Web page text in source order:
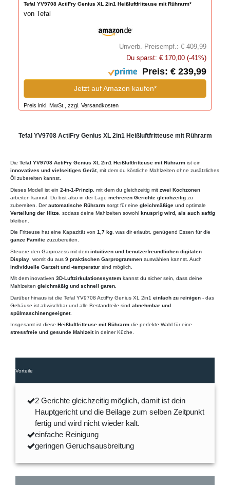
Tefal YV9708 ActiFry Genius XL 2in1 Heißluftfritteuse mit Rührarm*
von Tefal
Unverb. Preisempf.: € 409,99
Du sparst: € 170,00 (-41%)
Preis: € 239,99
Jetzt auf Amazon kaufen*
Preis inkl. MwSt., zzgl. Versandkosten
Tefal YV9708 ActiFry Genius XL 2in1 Heißluftfritteuse mit Rührarm
Die Tefal YV9708 ActiFry Genius XL 2in1 Heißluftfritteuse mit Rührarm ist ein
innovatives und vielseitiges Gerät, mit dem du köstliche Mahlzeiten ohne zusätzliches
Öl zubereiten kannst.
Dieses Modell ist ein 2-in-1-Prinzip , mit dem du gleichzeitig mit zwei Kochzonen
arbeiten kannst. Du bist also in der Lage mehreren Gerichte gleichzeitig zu
zubereiten. Derautomatische Rührarm sorgt für eine gleichmäßige und optimale
Verteilung der Hitze , sodass deine Mahlzeiten sowohl knusprig wird, als auch saftig
bleiben.
Die Fritteuse hat eine Kapazität von 1,7 kg, was dir erlaubt, genügend Essen für die
ganze Familie zuzubereiten.
Steuere den Garprozess mit dem intuitiven und benutzerfreundlichen digitalen
Display , womit du aus 9 praktischen Garprogrammen auswählen kannst. Auch
individuelle Garzeit und -temperatur sind möglich.
Mit dem inovativen 3D-Luftzirkulationssystem kannst du sicher sein, dass deine
Mahlzeiten gleichmäßig und schnell garen.
Darüber hinaus ist die Tefal YV9708 ActiFry Genius XL 2in1 einfach zu reinigen - das
Gehäuse ist abwischbar und alle Bestandteile sind abnehmbar und
spülmaschinengeeignet.
Insgesamt ist diese Heißluftfritteuse mit Rührarm die perfekte Wahl für eine
stressfreie und gesunde Mahlzeitin deiner Küche.
Vorteile
2 Gerichte gleichzeitig möglich, damit ist dein
Hauptgericht und die Beilage zum selben Zeitpunkt
fertig und wird nicht wieder kalt.
einfache Reinigung
geringen Geruchsausbreitung